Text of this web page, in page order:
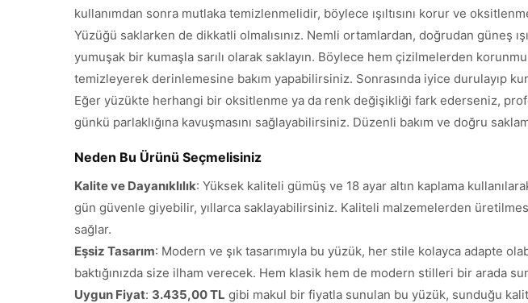
kullanımdan sonra mutlaka temizlenmelidir, böylece ışıltısını korur ve
Yüzüğü saklarken de dikkatli olmalısınız. Nemli ortamlardan, doğrudan güneş
yumuşak bir kumaşla sarılı olarak saklayın. Böylece hem çizilmelerden
temizleyerek derinlemesine bakım yapabilirsiniz. Sonrasında iyice durulayıp
Eğer yüzükte herhangi bir oksitlenme ya da renk değişikliği fark ederseniz,
günkü parlaklığına kavuşmasını sağlayabilirsiniz. Düzenli bakım ve doğru
Neden Bu Ürünü Seçmelisiniz
Kalite ve Dayanıklılık: Yüksek kaliteli gümüş ve 18 ayar altın kaplama
gün güvenle giyebilir, yıllarca saklayabilirsiniz. Kaliteli malzemelerden
sağlar.
Eşsiz Tasarım: Modern ve şık tasarımıyla bu yüzük, her stile kolayca adapte
baktığınızda size ilham verecek. Hem klasik hem de modern stilleri bir arada
Uygun Fiyat: 3.435,00 TL gibi makul bir fiyatla sunulan bu yüzük, sunduğu